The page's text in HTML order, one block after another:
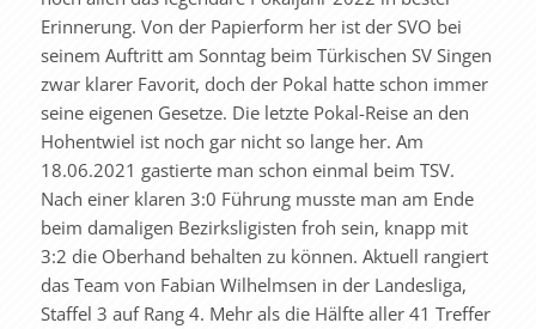
Erinnerung. Von der Papierform her ist der SVO bei
seinem Auftritt am Sonntag beim Türkischen SV Singen
zwar klarer Favorit, doch der Pokal hatte schon immer
seine eigenen Gesetze. Die letzte Pokal-Reise an den
Hohentwiel ist noch gar nicht so lange her. Am
18.06.2021 gastierte man schon einmal beim TSV.
Nach einer klaren 3:0 Führung musste man am Ende
beim damaligen Bezirksligisten froh sein, knapp mit
3:2 die Oberhand behalten zu können. Aktuell rangiert
das Team von Fabian Wilhelmsen in der Landesliga,
Staffel 3 auf Rang 4. Mehr als die Hälfte aller 41 Treffer